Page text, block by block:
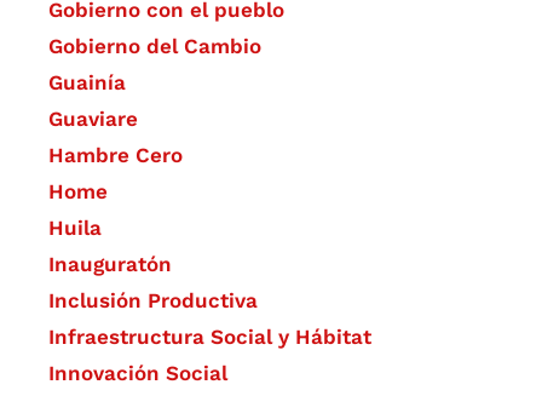
Gobierno con el pueblo
Gobierno del Cambio
Guainía
Guaviare
Hambre Cero
Home
Huila
Inauguratón
Inclusión Productiva
Infraestructura Social y Hábitat
​Innovación Social